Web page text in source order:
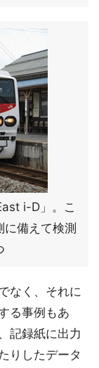
i-D」。こ
備えて検測
なく、それに
る事例もあ
記録紙に出力
りしたデータ